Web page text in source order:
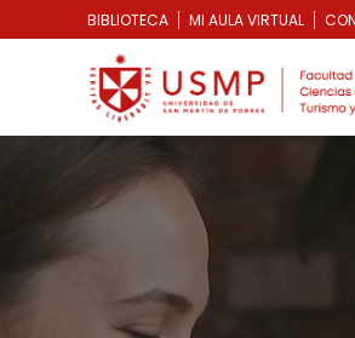
BIBLIOTECA MI AULA VIRTUAL